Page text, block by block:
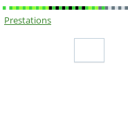
Prestations